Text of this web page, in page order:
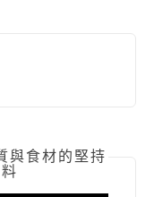
與食材的堅持